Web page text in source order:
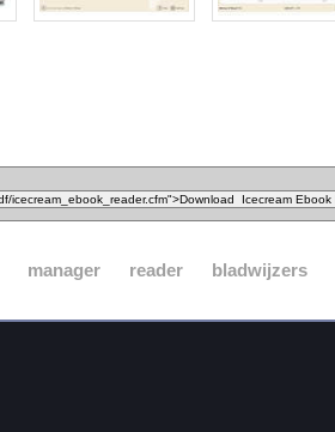
manager reader bladwijzers